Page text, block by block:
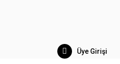
Üye Girişi